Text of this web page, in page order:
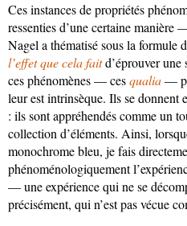
Ces instances de propriétés
ressenties d’une certaine manière
Nagel a thématisé sous la formule
l’effet que cela faitd’éprouver une
ces phénomènes — cesqualia—
leur est intrinsèque. Ils se donnent
: ils sont appréhendés comme un
collection d’éléments. Ainsi,
monochrome bleu, je fais
phénoménologiquement
— une expérience qui ne se
précisément, qui n’est pas vécue